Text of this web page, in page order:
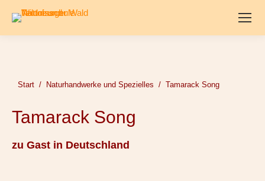
Sie befinden sich hier:
Start Naturhandwerke und Spezielles Tamarack Song
Tamarack Song
zu Gast in Deutschland